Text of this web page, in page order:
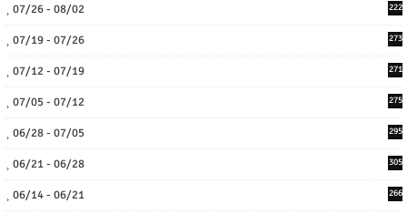
07/26 - 08/02 222
07/19 - 07/26 273
07/12 - 07/19 271
07/05 - 07/12 275
06/28 - 07/05 295
06/21 - 06/28 305
06/14 - 06/21 266